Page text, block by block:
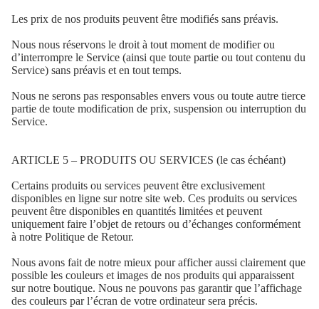
Les prix de nos produits peuvent être modifiés sans préavis.
Nous nous réservons le droit à tout moment de modifier ou
d’interrompre le Service (ainsi que toute partie ou tout contenu du
Service) sans préavis et en tout temps.
Nous ne serons pas responsables envers vous ou toute autre tierce
partie de toute modification de prix, suspension ou interruption du
Service.
ARTICLE 5 – PRODUITS OU SERVICES (le cas échéant)
Certains produits ou services peuvent être exclusivement
disponibles en ligne sur notre site web. Ces produits ou services
peuvent être disponibles en quantités limitées et peuvent
uniquement faire l’objet de retours ou d’échanges conformément
à notre Politique de Retour.
Nous avons fait de notre mieux pour afficher aussi clairement que
possible les couleurs et images de nos produits qui apparaissent
sur notre boutique. Nous ne pouvons pas garantir que l’affichage
des couleurs par l’écran de votre ordinateur sera précis.